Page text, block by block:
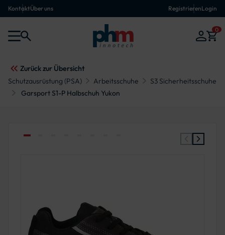
KontaktÜber uns RegistrierenLogin
0
Zurück zur Übersicht
Schutzausrüstung (PSA)
Arbeitsschuhe
S3 Sicherheitsschuhe
Garsport S1-P Halbschuh Yukon